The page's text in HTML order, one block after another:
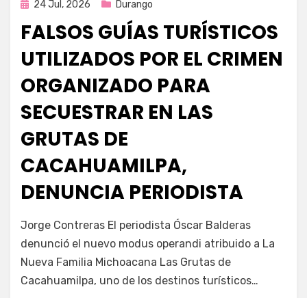
Publicada
24 Jul, 2026 Durango
FALSOS GUÍAS TURÍSTICOS
UTILIZADOS POR EL CRIMEN
ORGANIZADO PARA
SECUESTRAR EN LAS
GRUTAS DE
CACAHUAMILPA,
DENUNCIA PERIODISTA
Fernando Miranda Servín
Jorge Contreras El periodista Óscar Balderas
denunció el nuevo modus operandi atribuido a La
Nueva Familia Michoacana Las Grutas de
Cacahuamilpa, uno de los destinos turísticos…